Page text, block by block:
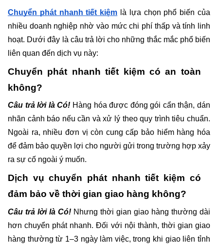
Chuyển phát nhanh tiết kiệm là lựa chọn phổ biến của
nhiều doanh nghiệp nhờ vào mức chi phí thấp và tính linh
hoạt. Dưới đây là câu trả lời cho những thắc mắc phổ biến
liên quan đến dịch vụ này:
Chuyển phát nhanh tiết kiệm có an toàn
không?
Câu trả lời là Có! Hàng hóa được đóng gói cẩn thận, dán
nhãn cảnh báo nếu cần và xử lý theo quy trình tiêu chuẩn.
Ngoài ra, nhiều đơn vị còn cung cấp bảo hiểm hàng hóa
để đảm bảo quyền lợi cho người gửi trong trường hợp xảy
ra sự cố ngoài ý muốn.
Dịch vụ chuyển phát nhanh tiết kiệm có
đảm bảo về thời gian giao hàng không?
Câu trả lời là Có! Nhưng thời gian giao hàng thường dài
hơn chuyển phát nhanh. Đối với nội thành, thời gian giao
hàng thường từ 1–3 ngày làm việc, trong khi giao liên tỉnh